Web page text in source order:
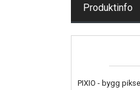
Produktinfo
PIXIO - bygg